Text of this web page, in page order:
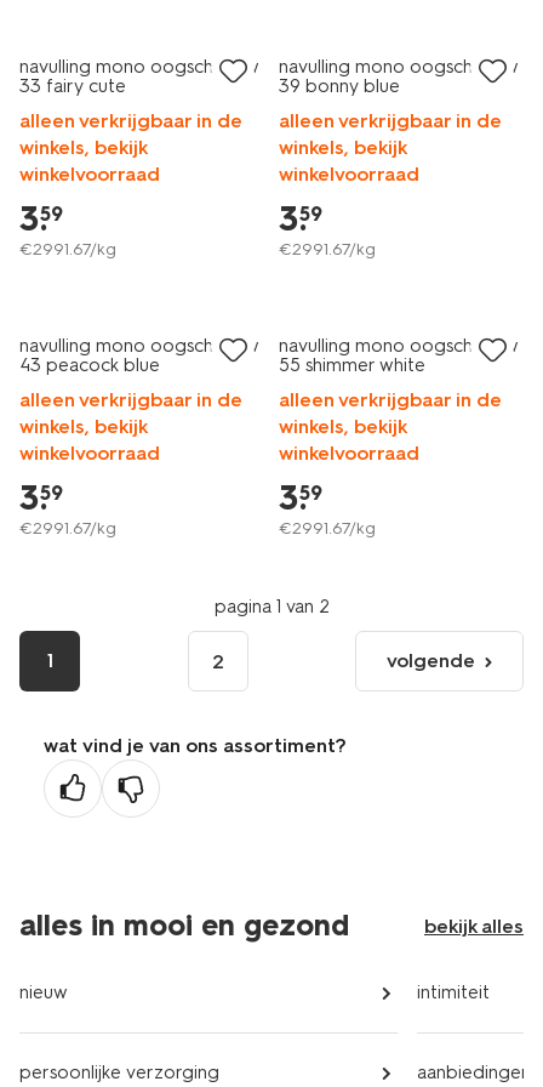
navulling mono oogschaduw
33 fairy cute
alleen verkrijgbaar in de
winkels, bekijk
winkelvoorraad
3.
59
€2991.67/kg
navulling mono oogschaduw
39 bonny blue
alleen verkrijgbaar in de
winkels, bekijk
winkelvoorraad
3.
59
€2991.67/kg
navulling mono oogschaduw
43 peacock blue
alleen verkrijgbaar in de
winkels, bekijk
winkelvoorraad
3.
59
€2991.67/kg
navulling mono oogschaduw
55 shimmer white
alleen verkrijgbaar in de
winkels, bekijk
winkelvoorraad
3.
59
€2991.67/kg
pagina 1 van 2
1 2
volgende
pagina
volgende
wat vind je van ons assortiment?
alles in mooi en gezond bekijk alles
nieuw
persoonlijke verzorging
intimiteit
aanbiedingen